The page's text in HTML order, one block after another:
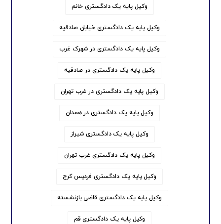
وکیل پایه یک دادگستری خانم
وکیل پایه یک دادگستری خیابان صادقیه
وکیل پایه یک دادگستری در شهرک غرب
وکیل پایه یک دادگستری در صادقیه
وکیل پایه یک دادگستری در غرب تهران
وکیل پایه یک دادگستری در همدان
وکیل پایه یک دادگستری شیراز
وکیل پایه یک دادگستری غرب تهران
وکیل پایه یک دادگستری فردیس کرج
وکیل پایه یک دادگستری قاضی بازنشسته
وکیل پایه یک دادگستری قم